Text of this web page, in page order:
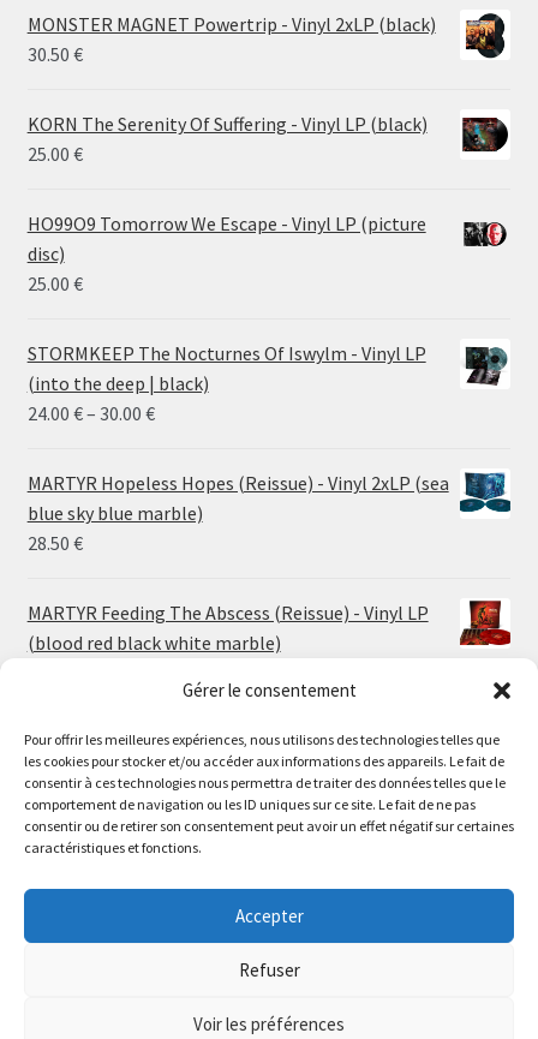
Gérer le consentement
Pour offrir les meilleures expériences, nous utilisons des technologies telles que
les cookies pour stocker et/ou accéder aux informations des appareils. Le fait de
consentir à ces technologies nous permettra de traiter des données telles que le
comportement de navigation ou les ID uniques sur ce site. Le fait de ne pas
consentir ou de retirer son consentement peut avoir un effet négatif sur certaines
caractéristiques et fonctions.
Accepter
Refuser
Voir les préférences
Le magasin de Lyon sera fermé du 30 juillet au 17 août
inclus. Les commandes seront expédiées à partir du 18
The physical record shop will be closed from july 30th to
august 17th included. Online orders will start shipping on
august 18th.
MONSTER MAGNET Powertrip - Vinyl 2xLP (black)
30.50 €
KORN The Serenity Of Suffering - Vinyl LP (black)
25.00 €
HO99O9 Tomorrow We Escape - Vinyl LP (picture
disc)
25.00 €
STORMKEEP The Nocturnes Of Iswylm - Vinyl LP
(into the deep | black)
24.00 €– 30.00 €Price
24.00 €
through
MARTYR Hopeless Hopes (Reissue) - Vinyl 2xLP (sea
blue sky blue marble)
28.50 €
MARTYR Feeding The Abscess (Reissue) - Vinyl LP
(blood red black white marble)
MARTYR Warp Zone (Reissue) - Vinyl LP (swamp
green orange marble)
23.00€